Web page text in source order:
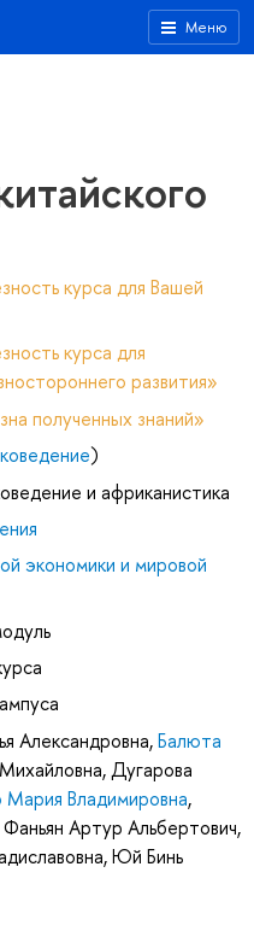
Меню
курса для Вашей
курса для
развития»
полученных знаний»
)
и африканистика
экономики и мировой
Александровна,Балюта
,Дугарова
Мария Владимировна,
Фаньян Артур Альбертович,
,Юй Бинь